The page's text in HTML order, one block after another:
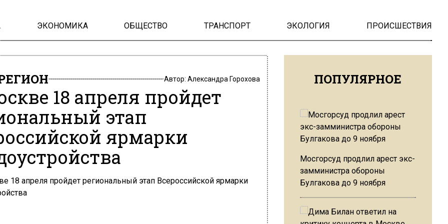
ЭКОНОМИКА ОБЩЕСТВО ТРАНСПОРТ ЭКОЛОГИЯ ПРОИСШЕСТВИЯ
Автор: Александра Горохова
18 апреля пройдет
этап
ярмарки
ПОПУЛЯРНОЕ
Мосгорсуд продлил арест экс-
замминистра обороны
Булгакова до 9 ноября